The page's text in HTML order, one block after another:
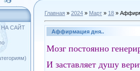
САЙТ
Главная » 2024 » Март » 18 »
Аффирмация дня..
Мозг постоянно
И заставляет душу